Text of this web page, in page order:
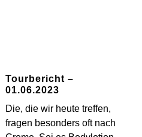
Tourbericht –
01.06.2023
Die, die wir heute treffen,
fragen besonders oft nach